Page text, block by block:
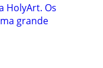
HolyArt. Os
grande